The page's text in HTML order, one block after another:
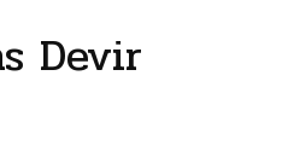
Devir